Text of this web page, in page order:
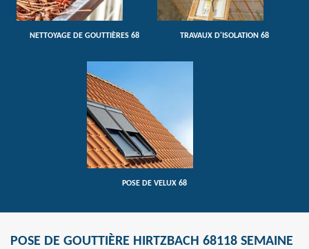
NETTOYAGE DE GOUTTIÈRES 68 TRAVAUX D'ISOLATION 68
POSE DE VELUX 68
POSE DE GOUTTIÈRE HIRTZBACH 68118 SEMAINE